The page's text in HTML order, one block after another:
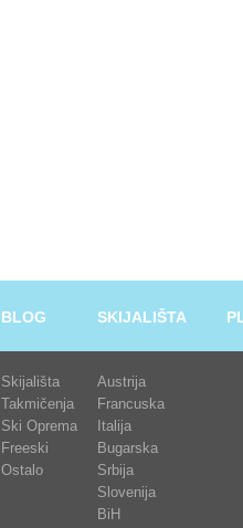
BLOG
Skijališta
Takmičenja
Ski Oprema
Freeski
Ostalo
SKIJALIŠTA
Austrija
Francuska
Italija
Bugarska
Srbija
Slovenija
BiH